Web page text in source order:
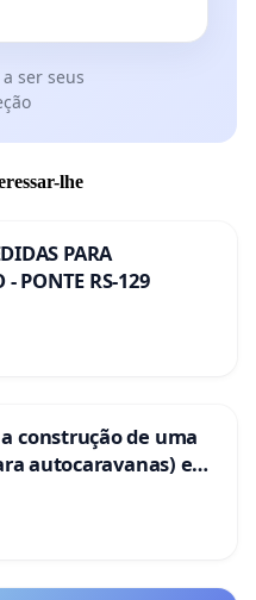
ser seus
lhe
PARA
- PONTE RS-129
construção de uma
autocaravanas) em